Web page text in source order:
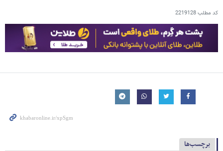
کد مطلب2219128
برچسب‌ها